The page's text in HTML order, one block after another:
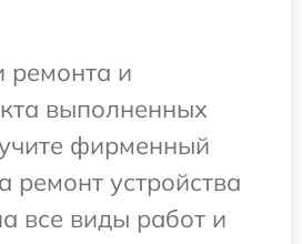
ремонта и
выполненных
фирменный
ремонт устройства
все виды работ и